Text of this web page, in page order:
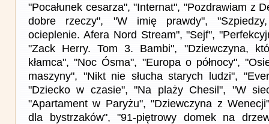
"Pocałunek cesarza", "Internat", "Pozdrawiam z
dobre rzeczy", "W imię prawdy", "Szpiedzy,
ocieplenie. Afera Nord Stream", "Sejf",
"Zack Herry. Tom 3. Bambi", "Dziewczyna,
kłamca", "Noc Ósma", "Europa o północy",
maszyny", "Nikt nie słucha starych ludzi",
"Dziecko w czasie", "Na plaży Chesil", "W
"Apartament w Paryżu", "Dziewczyna z
dla bystrzaków", "91-piętrowy domek na